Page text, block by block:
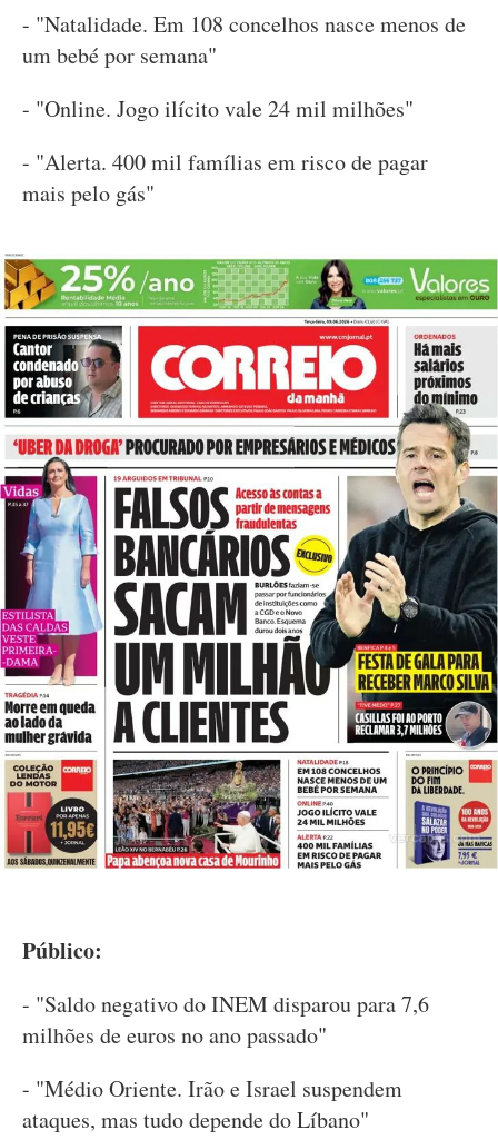
- "Natalidade. Em 108 concelhos nasce menos de
um bebé por semana"
- "Online. Jogo ilícito vale 24 mil milhões"
- "Alerta. 400 mil famílias em risco de pagar
mais pelo gás"
Público:
- "Saldo negativo do INEM disparou para 7,6
milhões de euros no ano passado"
- "Médio Oriente. Irão e Israel suspendem
ataques, mas tudo depende do Líbano"